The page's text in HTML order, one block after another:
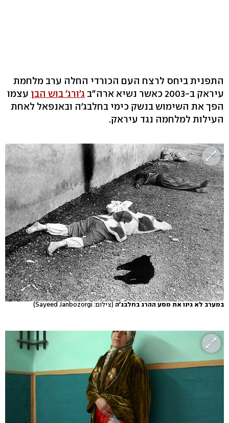
התפנית ביחס לרצח העם הכורדי החלה ערב מלחמת
עיראק ב-2003 כאשר נשיא ארה"ב
ג'ורג' בוש הבן עצמו
הפך את השימוש בנשק כימי בחלבג'ה ובאנפאל לאחת
העילות למלחמה נגד עיראק.
במערב לא גינו את מסע ההרג בחלבג'ה (צילום: Sayeed Janbozorgi)